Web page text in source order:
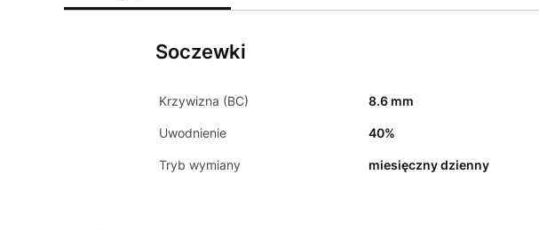
Soczewki
Krzywizna (BC) 8.6 mm
Uwodnienie 40%
Tryb wymiany miesięczny dzienny